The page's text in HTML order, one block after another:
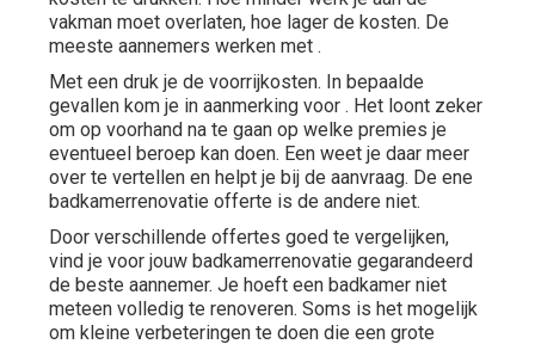
vakman moet overlaten, hoe lager de kosten. De
meeste aannemers werken met .
Met een druk je de voorrijkosten. In bepaalde
gevallen kom je in aanmerking voor . Het loont zeker
om op voorhand na te gaan op welke premies je
eventueel beroep kan doen. Een weet je daar meer
over te vertellen en helpt je bij de aanvraag. De ene
badkamerrenovatie offerte is de andere niet.
Door verschillende offertes goed te vergelijken,
vind je voor jouw badkamerrenovatie gegarandeerd
de beste aannemer. Je hoeft een badkamer niet
meteen volledig te renoveren. Soms is het mogelijk
om kleine verbeteringen te doen die een grote